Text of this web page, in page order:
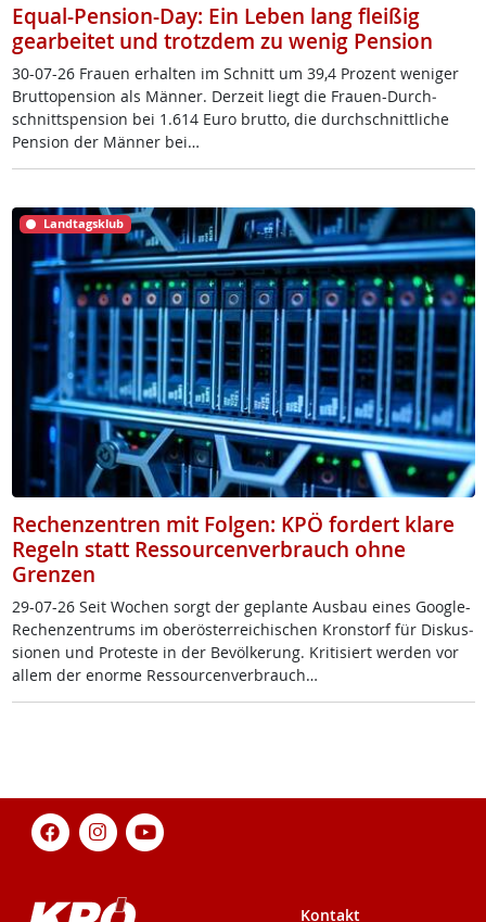
Equal-Pension-Day: Ein Leben lang fleißig
gearbeitet und trotzdem zu wenig Pension
30-07-26 Frau­en er­hal­ten im Schnitt um 39,4 Pro­zent we­ni­ger
Brut­to­pen­si­on als Män­ner. Der­zeit liegt die Frau­en-Durch­
schnitt­s­pen­si­on bei 1.614 Eu­ro brut­to, die durch­schnitt­li­che
Pen­si­on der Män­ner bei…
Landtagsklub
Rechenzentren mit Folgen: KPÖ fordert klare
Regeln statt Ressourcenverbrauch ohne
Grenzen
29-07-26 Seit Wo­chen sorgt der ge­plan­te Aus­bau ei­nes Goog­le-
Re­chen­zen­trums im ober­ös­t­er­rei­chi­schen Kron­s­torf für Dis­kus­
sio­nen und Pro­tes­te in der Be­völ­ke­rung. Kri­ti­siert wer­den vor
al­lem der enor­me Res­sour­cen­ver­brauch…
Kontakt